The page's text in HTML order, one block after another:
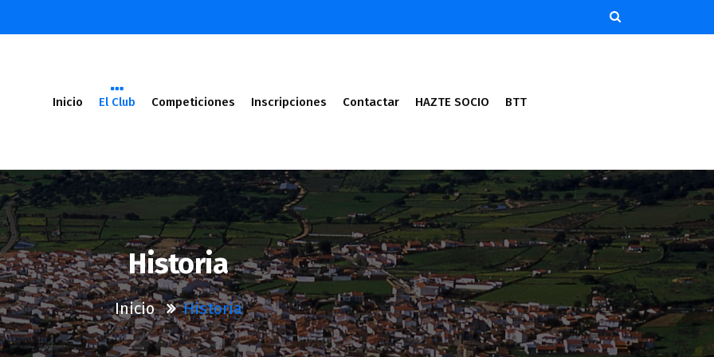
Inicio El Club Competiciones Inscripciones Contactar HAZTE SOCIO BTT
Historia
Inicio Historia